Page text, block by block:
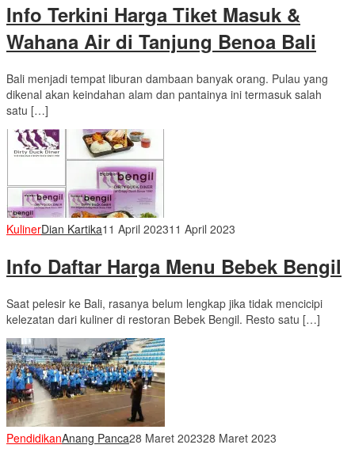
Info Terkini Harga Tiket Masuk &
Wahana Air di Tanjung Benoa Bali
Bali menjadi tempat liburan dambaan banyak orang. Pulau yang
dikenal akan keindahan alam dan pantainya ini termasuk salah
satu […]
KulinerDian Kartika11 April 202311 April 2023
Info Daftar Harga Menu Bebek Bengil
Saat pelesir ke Bali, rasanya belum lengkap jika tidak mencicipi
kelezatan dari kuliner di restoran Bebek Bengil. Resto satu […]
PendidikanAnang Panca28 Maret 202328 Maret 2023